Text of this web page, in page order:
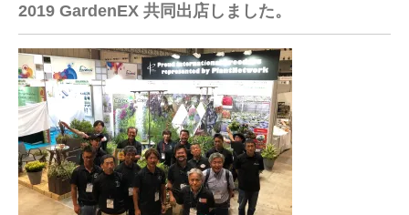
2019 GardenEX 共同出店しました。